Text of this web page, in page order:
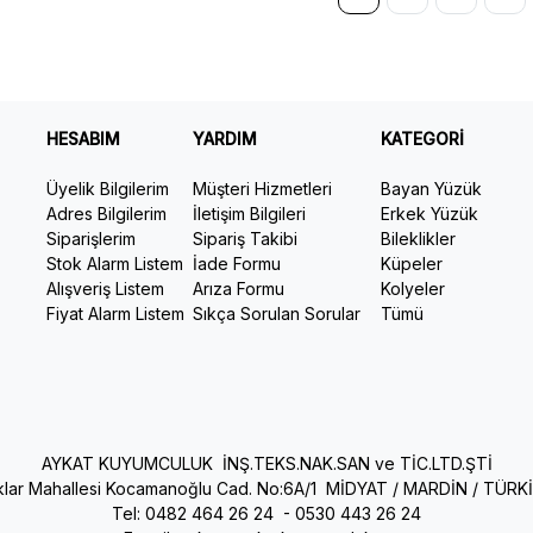
HESABIM
Üyelik Bilgilerim
Adres Bilgilerim
Siparişlerim
Stok Alarm Listem
Alışveriş Listem
Fiyat Alarm Listem
YARDIM
Müşteri Hizmetleri
İletişim Bilgileri
Sipariş Takibi
İade Formu
Arıza Formu
Sıkça Sorulan Sorular
KATEGORİ
Bayan Yüzük
Erkek Yüzük
Bileklikler
Küpeler
Kolyeler
Tümü
AYKAT KUYUMCULUK İNŞ.TEKS.NAK.SAN ve TİC.LTD.ŞTİ
Mahallesi Kocamanoğlu Cad. No:6A/1 MİDYAT / MARDİN /
Tel: 0482 464 26 24 - 0530 443 26 24